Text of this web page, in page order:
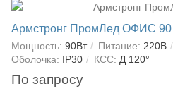
Армстронг ПромЛед ОФИС 90
Мощность: 90Вт Питание: 220В
Оболочка: IP30 КСС: Д 120°
По запросу